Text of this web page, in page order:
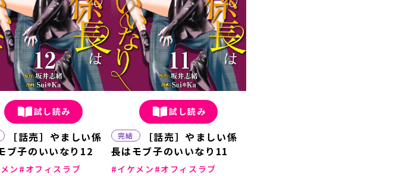
試し読み
［話売］やましい係
ブ子のいいなり12
ン
オフィスラブ
試し読み
完結
［話売］やましい係
長はモブ子のいいなり11
イケメン
オフィスラブ